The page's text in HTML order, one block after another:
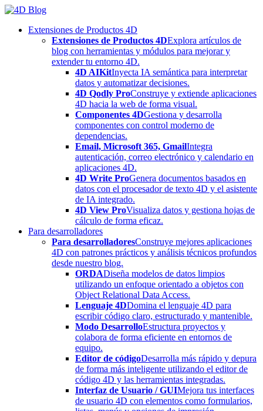
Skip
contentExtensiones de Productos 4D
Extensiones de Productos 4DExplora artículos de
blog con herramientas y módulos para mejorar y
extender tu entorno 4D.
4D AIKitInyecta IA semántica para interpretar
datos y automatizar decisiones.
4D Qodly ProConstruye y extiende aplicaciones
4D hacia la web de forma visual.
Componentes 4DGestiona y desarrolla
componentes con control moderno de
dependencias.
Email, Microsoft 365, GmailIntegra
autenticación, correo electrónico y calendario en
aplicaciones 4D.
4D Write ProGenera documentos basados en
datos con el procesador de texto 4D y el asistente
de IA integrado.
4D View ProVisualiza datos y gestiona hojas de
cálculo de forma eficaz.
Para desarrolladores
Para desarrolladoresConstruye mejores aplicaciones
4D con patrones prácticos y análisis técnicos profundos
desde nuestro blog.
ORDADiseña modelos de datos limpios
utilizando un enfoque orientado a objetos con
Object Relational Data Access.
Lenguaje 4DDomina el lenguaje 4D para
escribir código claro, estructurado y mantenible.
Modo DesarrolloEstructura proyectos y
colabora de forma eficiente en entornos de
equipo.
Editor de códigoDesarrolla más rápido y depura
de forma más inteligente utilizando el editor de
código 4D y las herramientas integradas.
Interfaz de Usuario / GUIMejora tus interfaces
de usuario 4D con elementos como formularios,